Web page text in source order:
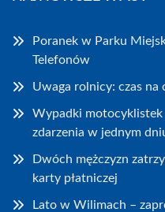
Poranek w Parku
Telefonów
Uwaga rolnicy: czas
Wypadki
zdarzenia w jednym
Dwóch mężczyzn
karty płatniczej
Lato w Wilimach –